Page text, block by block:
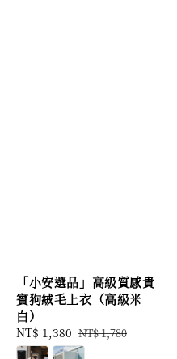
「小安選品」高級質感貴
賓狗絨毛上衣（高級米
白）
Sale
price
NT$ 1,380 Regular
price
NT$ 1,780